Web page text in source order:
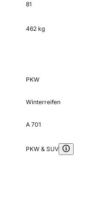
81
462 kg
PKW
Winterreifen
A 701
PKW & SUV